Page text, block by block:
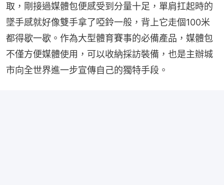
取，剛接過媒體包便感受到分量十足，單肩扛起時的
墜手感就好像雙手拿了啞鈴一般，背上它走個100米
都得歇一歇。作為大型體育賽事的必備產品，媒體包
不僅方便媒體使用，可以收納採訪裝備，也是主辦城
市向全世界進一步宣傳自己的獨特手段。